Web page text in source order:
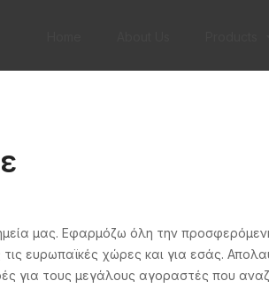
μας. Εφαρμόζω όλη την
ευρωπαϊκές χώρες και για εσάς.
για τους μεγάλους αγοραστές που